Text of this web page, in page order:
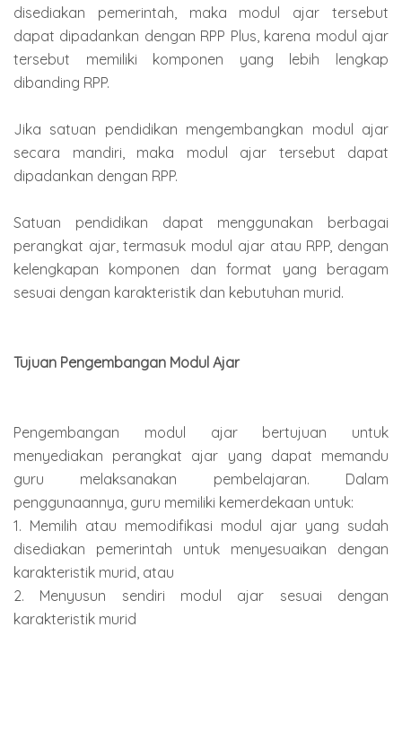
disediakan pemerintah, maka modul ajar tersebut
dapat dipadankan dengan RPP Plus, karena modul ajar
tersebut memiliki komponen yang lebih lengkap
dibanding RPP.
Jika satuan pendidikan mengembangkan modul ajar
secara mandiri, maka modul ajar tersebut dapat
dipadankan dengan RPP.
Satuan pendidikan dapat menggunakan berbagai
perangkat ajar, termasuk modul ajar atau RPP, dengan
kelengkapan komponen dan format yang beragam
sesuai dengan karakteristik dan kebutuhan murid.
Tujuan Pengembangan Modul Ajar
Pengembangan modul ajar bertujuan untuk
menyediakan perangkat ajar yang dapat memandu
guru melaksanakan pembelajaran. Dalam
penggunaannya, guru memiliki kemerdekaan untuk:
1. Memilih atau memodifikasi modul ajar yang sudah
disediakan pemerintah untuk menyesuaikan dengan
karakteristik murid, atau
2. Menyusun sendiri modul ajar sesuai dengan
karakteristik murid